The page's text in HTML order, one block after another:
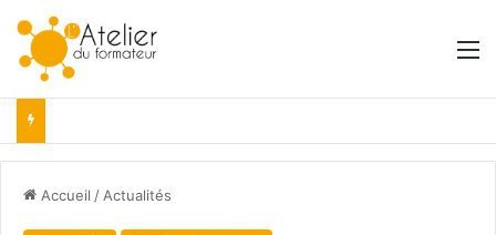
Accueil / Actualités